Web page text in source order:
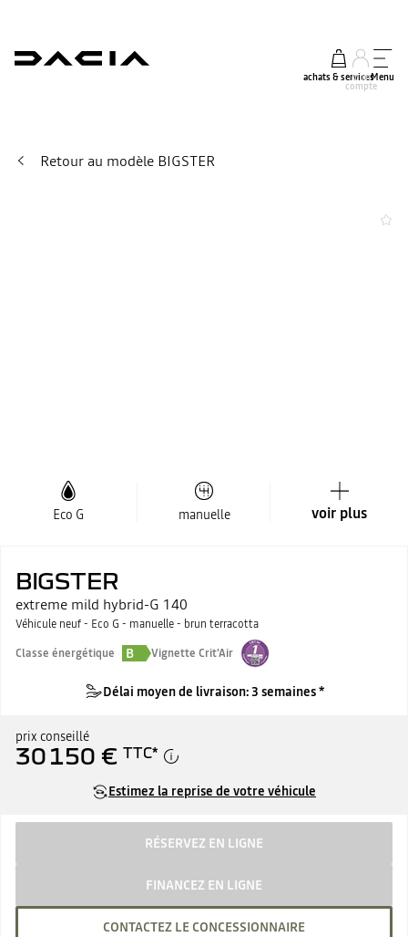
achats & services
mon
compte
Menu
Retour au modèle BIGSTER
Eco G manuelle voir plus
BIGSTER
extreme mild hybrid-G 140
Véhicule neuf - Eco G - manuelle - brun terracotta
Classe énergétique
B Vignette Crit'Air
Délai moyen de livraison: 3 semaines *
prix conseillé
30 150 € TTC*
Estimez la reprise de votre véhicule
RÉSERVEZ EN LIGNE
FINANCEZ EN LIGNE
CONTACTEZ LE CONCESSIONNAIRE